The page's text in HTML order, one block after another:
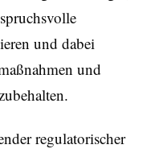
und dabei
und
regulatorischer